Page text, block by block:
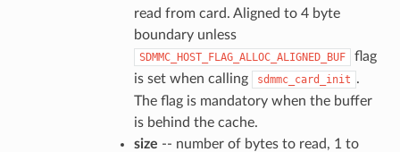
read from card. Aligned to 4 byte
boundary unless
SDMMC_HOST_FLAG_ALLOC_ALIGNED_BUF
flag
is set when calling
sdmmc_card_init .
The flag is mandatory when the buffer
is behind the cache.
size -- number of bytes to read, 1 to